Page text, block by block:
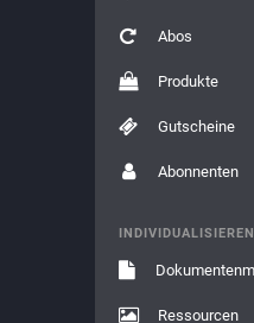
Abos
Produkte
Gutscheine
Abonnenten
INDIVIDUALISIEREN
Ressourcen